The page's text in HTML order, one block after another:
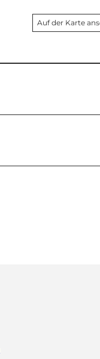
Auf der Karte